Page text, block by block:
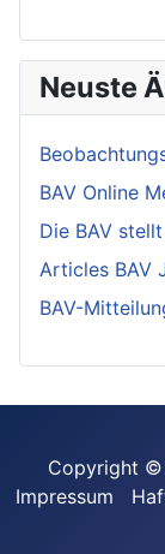
Neuste
BAV Online
Die BAV
Articles BAV
BAV-
Copyright ©
Impressum